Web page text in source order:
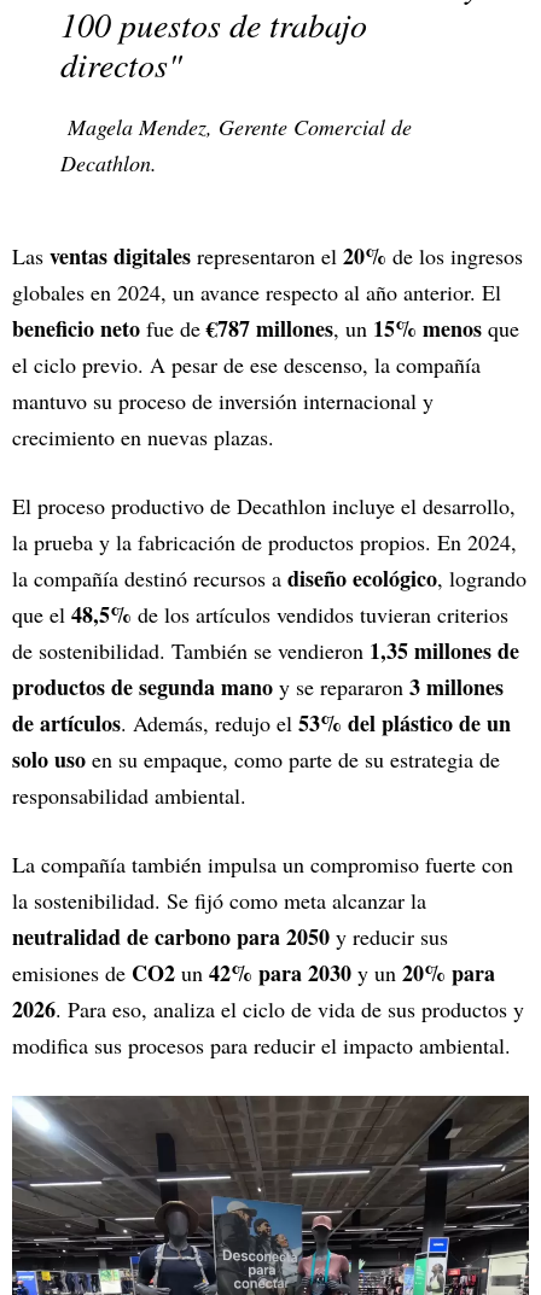
100 puestos de trabajo
directos"
Magela Mendez, Gerente Comercial de
Decathlon.
Las ventas digitales representaron el 20% de los ingresos
globales en 2024, un avance respecto al año anterior. El
beneficio neto fue de€787 millones, un 15% menos que
el ciclo previo. A pesar de ese descenso, la compañía
mantuvo su proceso de inversión internacional y
crecimiento en nuevas plazas.
El proceso productivo de Decathlon incluye el desarrollo,
la prueba y la fabricación de productos propios. En 2024,
la compañía destinó recursos a diseño ecológico, logrando
que el 48,5% de los artículos vendidos tuvieran criterios
de sostenibilidad. También se vendieron 1,35 millones de
productos de segunda mano y se repararon 3 millones
de artículos. Además, redujo el 53% del plástico de un
solo uso en su empaque, como parte de su estrategia de
responsabilidad ambiental.
La compañía también impulsa un compromiso fuerte con
la sostenibilidad. Se fijó como meta alcanzar la
neutralidad de carbono para 2050 y reducir sus
emisiones de CO2 un 42% para 2030 y un 20% para
2026. Para eso, analiza el ciclo de vida de sus productos y
modifica sus procesos para reducir el impacto ambiental.